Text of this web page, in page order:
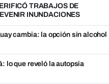
TRABAJOS DE
INUNDACIONES
cambia: la opción sin alcohol
lo que reveló la autopsia